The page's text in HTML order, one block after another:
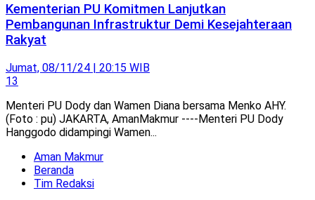
Kementerian PU Komitmen Lanjutkan
Pembangunan Infrastruktur Demi Kesejahteraan
Rakyat
Jumat, 08/11/24 | 20:15 WIB
13
Menteri PU Dody dan Wamen Diana bersama Menko AHY.
(Foto : pu) JAKARTA, AmanMakmur ----Menteri PU Dody
Hanggodo didampingi Wamen...
Aman Makmur
Beranda
Tim Redaksi